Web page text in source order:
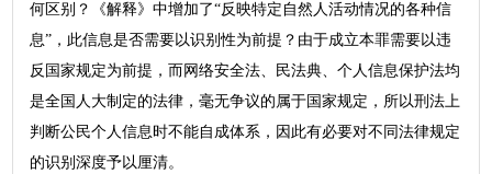
何区别？《解释》中增加了“反映特定自然人活动情况的各种信
息”，此信息是否需要以识别性为前提？由于成立本罪需要以违
反国家规定为前提，而网络安全法、民法典、个人信息保护法均
是全国人大制定的法律，毫无争议的属于国家规定，所以刑法上
判断公民个人信息时不能自成体系，因此有必要对不同法律规定
的识别深度予以厘清。